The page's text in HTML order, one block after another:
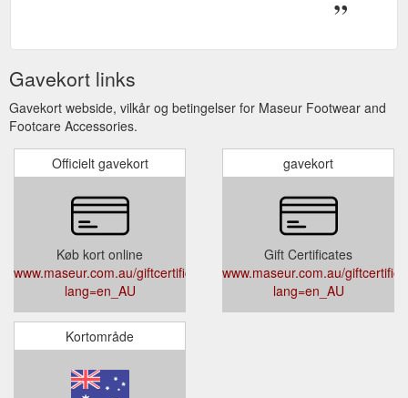
Gavekort links
Gavekort webside, vilkår og betingelser for Maseur Footwear and
Footcare Accessories.
Officielt gavekort
Køb kort online
www.maseur.com.au/giftcertificate?
lang=en_AU
gavekort
Gift Certificates
www.maseur.com.au/
lang=en_AU
Kortområde